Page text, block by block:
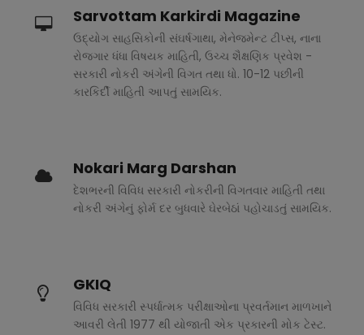
Sarvottam Karkirdi Magazine
ઉદ્યોગ સાહસિકોની સંઘર્ષગાથા, મેનેજમેન્ટ ટીપ્સ, નાના
રોજગાર ધંધા વિષયક માહિતી, ઉચ્ચ શૈક્ષણિક પ્રવેશ -
સરકારી નોકરી અંગેની વિગત તથા ધો. 10-12 પછીની
કારકિર્દી માહિતી આપતું સામયિક.
Nokari Marg Darshan
દેશભરની વિવિધ સરકારી નોકરીની વિગતવાર માહિતી તથા
નોકરી અંગેનું ફોર્મ દર બુધવારે ઘેરબેઠાં પહોચાડતું સામયિક.
GKIQ
વિવિધ સરકારી સ્પર્ધાત્મક પરીક્ષાઓના પ્રવર્તમાન માળખાને
આવરી લેતી 1977 થી યોજાતી એક પ્રકારની મોક ટેસ્ટ.